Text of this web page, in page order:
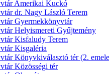
Amerikai Kuckó
dr. Nagy László Terem
Gyermekkönyvtár
Helyismereti Gyűjtemény
Kisfaludy Terem
Kisgaléria
Könyvkiválasztó tér (2.
Közösségi tér